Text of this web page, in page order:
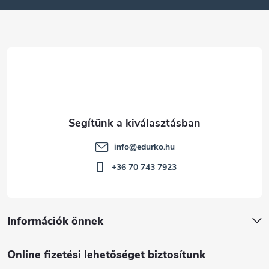
é
Információk önnek
Online fizetési lehetőséget biztosítunk
info@edurko.hu
+36 70 743 7923